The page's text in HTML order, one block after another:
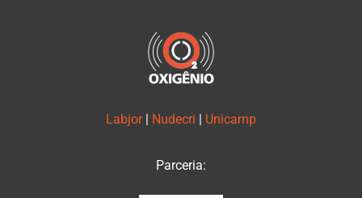
Labjor Nudecri Unicamp
Parceria: